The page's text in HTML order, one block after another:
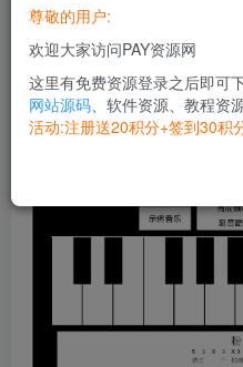
【支持平台】：安卓(Android)
【测试机型】：荣耀
【软件简介】：
iapp制作的一款手机上的钢
尊敬的用户:
欢迎大家访问PAY资源网
这里有免费资源登录之后即可
网站源码、软件资源、教程资
活动:注册送20积分+签到30积